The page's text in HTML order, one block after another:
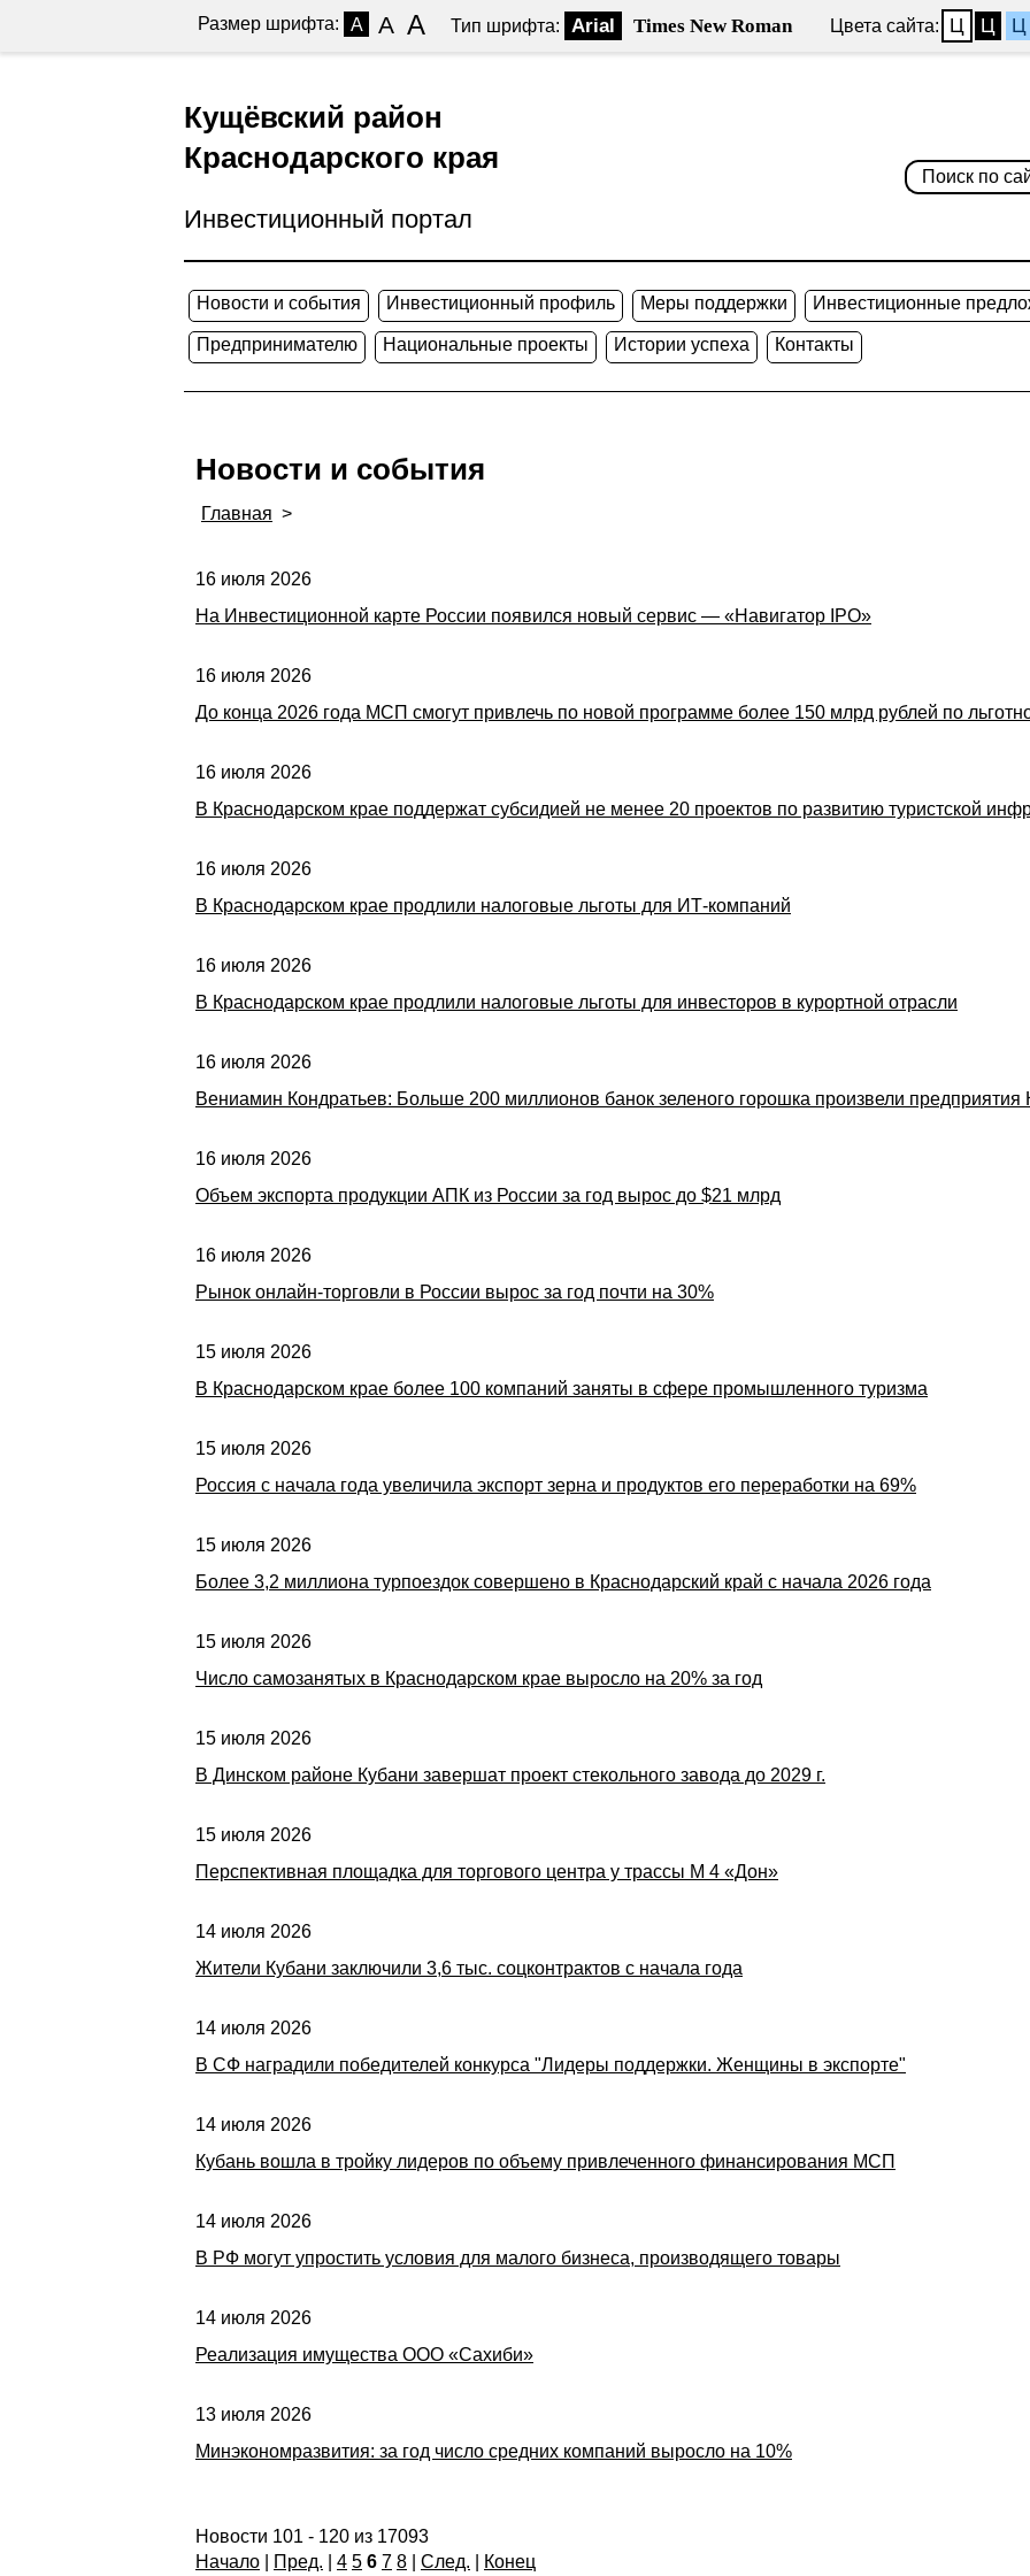
Размер шрифта: A A A Тип шрифта: Arial Times New Roman Цвета сайта: Ц Ц Ц
Кущёвский район
Краснодарского края
Инвестиционный портал
Новости и события Инвестиционный профиль Меры поддержки Инвестиционные
Предпринимателю Национальные проекты Истории успеха Контакты
Новости и события
Главная >
16 июля 2026
На Инвестиционной карте России появился новый сервис — «Навигатор IPO»
16 июля 2026
До конца 2026 года МСП смогут привлечь по новой программе более 150 млрд рублей по
16 июля 2026
В Краснодарском крае поддержат субсидией не менее 20 проектов по развитию туристской
16 июля 2026
В Краснодарском крае продлили налоговые льготы для ИТ-компаний
16 июля 2026
В Краснодарском крае продлили налоговые льготы для инвесторов в курортной отрасли
16 июля 2026
Вениамин Кондратьев: Больше 200 миллионов банок зеленого горошка произвели предприятия
16 июля 2026
Объем экспорта продукции АПК из России за год вырос до $21 млрд
16 июля 2026
Рынок онлайн-торговли в России вырос за год почти на 30%
15 июля 2026
В Краснодарском крае более 100 компаний заняты в сфере промышленного туризма
15 июля 2026
Россия с начала года увеличила экспорт зерна и продуктов его переработки на 69%
15 июля 2026
Более 3,2 миллиона турпоездок совершено в Краснодарский край с начала 2026 года
15 июля 2026
Число самозанятых в Краснодарском крае выросло на 20% за год
15 июля 2026
В Динском районе Кубани завершат проект стекольного завода до 2029 г.
15 июля 2026
Перспективная площадка для торгового центра у трассы М 4 «Дон»
14 июля 2026
Жители Кубани заключили 3,6 тыс. соцконтрактов с начала года
14 июля 2026
В СФ наградили победителей конкурса "Лидеры поддержки. Женщины в экспорте"
14 июля 2026
Кубань вошла в тройку лидеров по объему привлеченного финансирования МСП
14 июля 2026
В РФ могут упростить условия для малого бизнеса, производящего товары
14 июля 2026
Реализация имущества ООО «Сахиби»
13 июля 2026
Минэкономразвития: за год число средних компаний выросло на 10%
Новости 101 - 120 из 17093
Начало
Пред. 4 5 6 7 8 След. Конец